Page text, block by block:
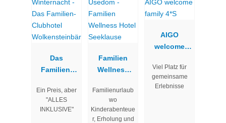
Das
Familien-
Wolkenstein
bär
Ein Preis, aber
"ALLES
INKLUSIVE"
Familien
Wellness
Seeklause
Familienurlaub
wo
Kinderabenteue
r, Erholung und
AIGO
welcome
Viel Platz für
gemeinsame
Erlebnisse